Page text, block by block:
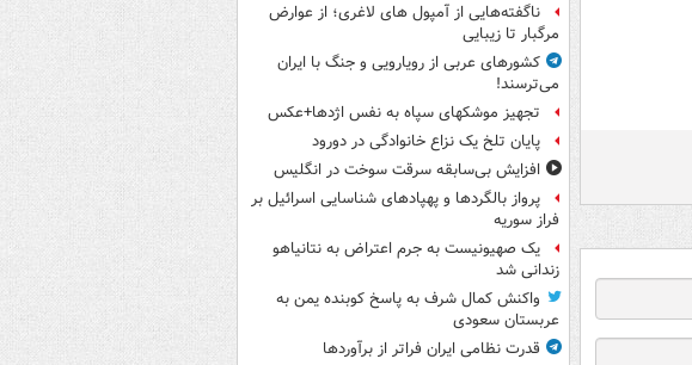
ناگفته‌هایی از آمپول های لاغری؛ از عوارض
مرگبار تا زیبایی
کشورهای عربی از رویارویی و جنگ با ایران
می‌ترسند!
تجهیز موشکهای سپاه به نفس اژدها+عکس
پایان تلخ یک نزاع خانوادگی در دورود
افزایش بی‌سابقه سرقت سوخت در انگلیس
پرواز بالگردها و پهپادهای شناسایی اسرائیل بر
فراز سوریه
یک صهیونیست به جرم اعتراض به نتانیاهو
زندانی شد
واکنش کمال شرف به پاسخ کوبنده یمن به
عربستان سعودی
قدرت نظامی ایران فراتر از برآوردها